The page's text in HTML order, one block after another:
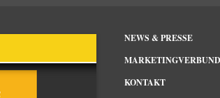
NEWS & PRESSE
KONTAKT